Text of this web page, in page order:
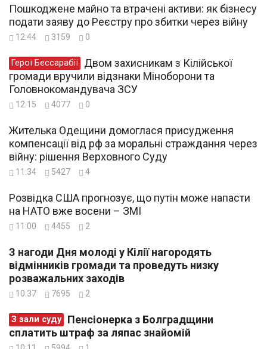
Пошкоджене майно та втрачені активи: як бізнесу
подати заяву до Реєстру про збитки через війну
12:44 3159 0
Герої Бессарабії
громади вручили відзнаки Міноборони та
Головнокомандувача ЗСУ
12:15 4077 0
Жителька Одещини домоглася присудження
компенсації від рф за моральні страждання через
війну: рішення Верховного Суду
11:34 5427 4
Розвідка США прогнозує, що путін може напасти
на НАТО вже восени – ЗМІ
11:00 4455 2
З нагоди Дня молоді у Кілії нагородять
відмінників громади та проведуть низку
розважальних заходів
10:37 7695 2
З зали суду
сплатить штраф за ляпас знайомій